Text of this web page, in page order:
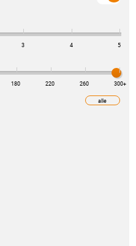
3 4 5
180 220 260 300+
alle